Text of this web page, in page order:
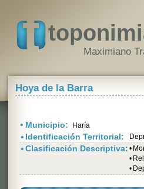
Maximiano
Hoya de la Barra
• Municipio: Haría
• Identificación Territorial:
•Clasificación Descriptiva: •
•
•